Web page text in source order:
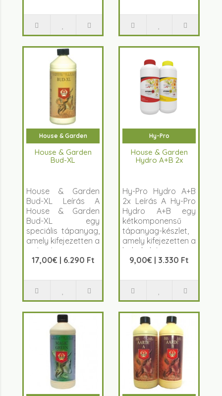
House & Garden
House & Garden
Bud-XL
House & Garden
Bud-XL Leírás A
House & Garden
Bud-XL egy
speciális tápanyag,
amely kifejezetten a
virágzá..
17,00€ | 6.290 Ft
Hy-Pro
House & Garden
Hydro A+B 2x
Hy-Pro Hydro A+B
2x Leírás A Hy-Pro
Hydro A+B egy
kétkomponensű
tápanyag-készlet,
amely kifejezetten a
hidrokultú..
9,00€ | 3.330 Ft